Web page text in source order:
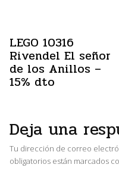
LEGO 10316
Rivendel El señor
de los Anillos –
15% dto
Deja una
Tu dirección de correo
obligatorios están marcados